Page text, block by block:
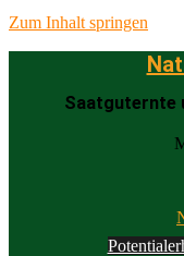
Zum Inhalt springen
Saatguternte